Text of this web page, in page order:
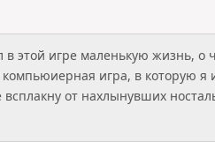
в этой игре маленькую жизнь, о
игра, в которую я
от нахлынувших